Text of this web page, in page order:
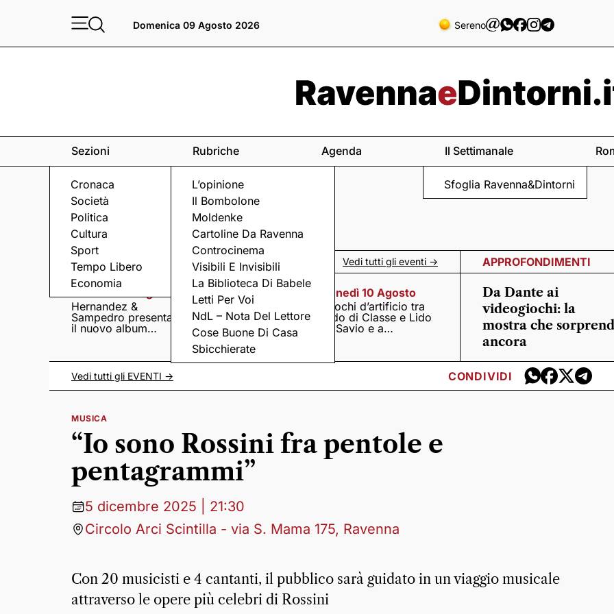
Domenica 09 Agosto 2026 Sereno
Sezioni
Cronaca
Società
Politica
Cultura
Sport
Tempo Libero
Economia
Rubriche
L’opinione
Il Bombolone
Moldenke
Cartoline Da Ravenna
Controcinema
Visibili E Invisibili
La Biblioteca Di Babele
Letti Per Voi
NdL – Nota Del Lettore
Cose Buone Di Casa
Sbicchierate
Agenda Il Settimanale
Sfoglia Ravenna&Dintorni
Eventi a Ravenna e dintorni Vedi tutti gli eventi ->
Hernandez &
Sampedro presentano
il nuovo album
Domenica 9 Agosto
Arriva Omini, la band
di X-Factor
Lunedì 10 Agosto
Fuochi d’artificio tra
Lido di Classe e Lido
di Savio e a
APPROFONDIMENTI
Da Dante ai
videogiochi: la
mostra che
ancora
Vedi tutti gli EVENTI -> CONDIVIDI
MUSICA
“Io sono Rossini fra pentole e
pentagrammi”
5 dicembre 2025 | 21:30
Circolo Arci Scintilla - via S. Mama 175, Ravenna
Con 20 musicisti e 4 cantanti, il pubblico sarà guidato in un viaggio musicale
attraverso le opere più celebri di Rossini